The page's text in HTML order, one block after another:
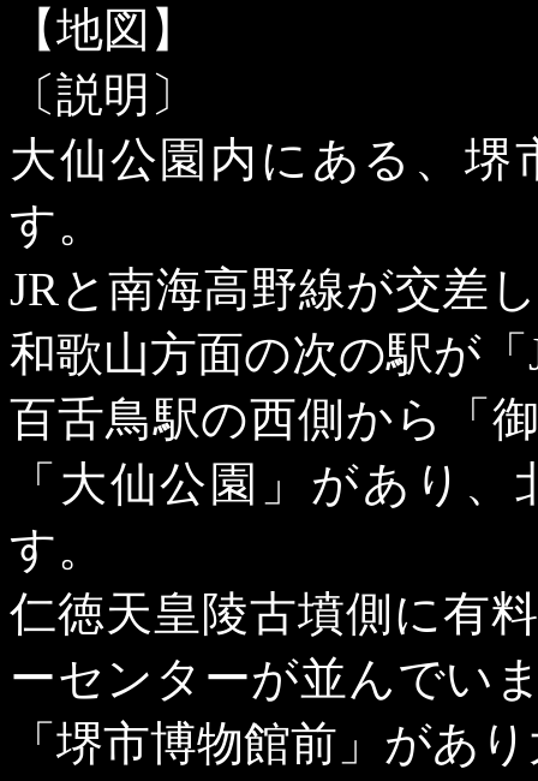
【地図】
〔説明〕
大仙公園内にある、堺
す。
JRと南海高野線が交差
和歌山方面の次の駅が「
百舌鳥駅の西側から「
「大仙公園」があり
す。
仁徳天皇陵古墳側に有
ーセンターが並んでい
「堺市博物館前」があ